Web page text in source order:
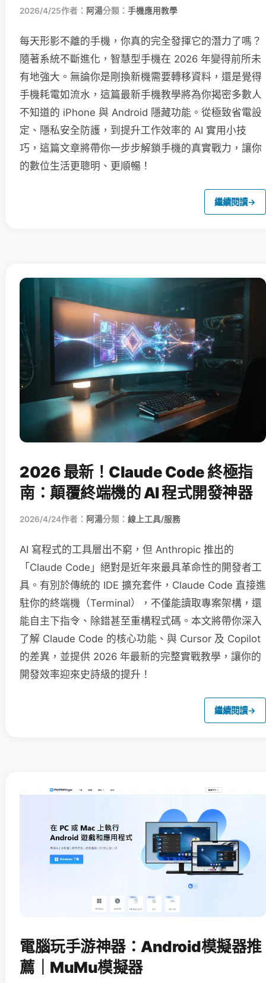
2026/4/25作者： 阿湯分類： 手機應用教學
每天形影不離的手機，你真的完全發揮它的潛力了嗎？
隨著系統不斷進化，智慧型手機在 2026 年變得前所未
有地強大。無論你是剛換新機需要轉移資料，還是覺得
手機耗電如流水，這篇最新手機教學將為你揭密多數人
不知道的 iPhone 與 Android 隱藏功能。從極致省電設
定、隱私安全防護，到提升工作效率的 AI 實用小技
巧，這篇文章將帶你一步步解鎖手機的真實戰力，讓你
的數位生活更聰明、更順暢！
繼續閱讀→
2026 最新！Claude Code 終極指
南：顛覆終端機的 AI 程式開發神器
2026/4/24作者： 阿湯分類： 線上工具/服務
AI 寫程式的工具層出不窮，但 Anthropic 推出的
「Claude Code」絕對是近年來最具革命性的開發者工
具。有別於傳統的 IDE 擴充套件，Claude Code 直接進
駐你的終端機（Terminal），不僅能讀取專案架構，還
能自主下指令、除錯甚至重構程式碼。本文將帶你深入
了解 Claude Code 的核心功能、與 Cursor 及 Copilot
的差異，並提供 2026 年最新的完整實戰教學，讓你的
開發效率迎來史詩級的提升！
繼續閱讀→
電腦玩手游神器：Android模擬器推
薦｜MuMu模擬器